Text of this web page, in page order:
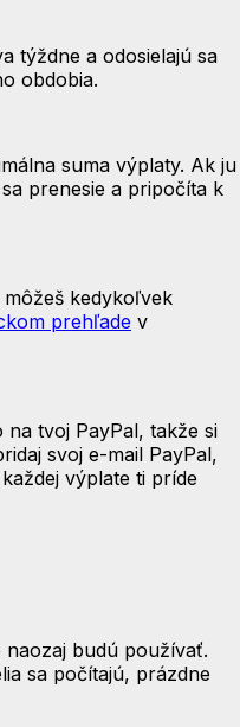
týždne a odosielajú sa
obdobia.
suma výplaty. Ak ju
prenesie a pripočíta k
kedykoľvek
prehľade v
na tvoj PayPal, takže si
svoj e-mail PayPal,
výplate ti príde
budú používať.
sa počítajú, prázdne